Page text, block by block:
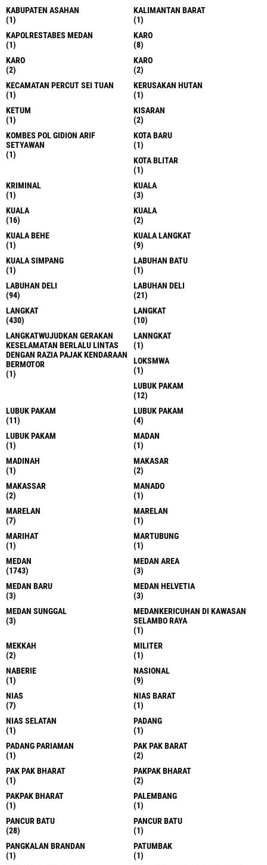
KABUPATEN ASAHAN
(1)
KALIMANTAN BARAT
(1)
KAPOLRESTABES MEDAN
(1)
KARO
(8)
KARO
(2)
KARO
(2)
KECAMATAN PERCUT SEI TUAN
(1)
KERUSAKAN HUTAN
(1)
KETUM
(1)
KISARAN
(2)
KOMBES POL GIDION ARIF
SETYAWAN
(1)
KOTA BARU
(1)
KOTA BLITAR
(1)
KRIMINAL
(1)
KUALA
(3)
KUALA
(16)
KUALA
(2)
KUALA BEHE
(1)
KUALA LANGKAT
(9)
KUALA SIMPANG
(1)
LABUHAN BATU
(1)
LABUHAN DELI
(94)
LABUHAN DELI
(21)
LANGKAT
(430)
LANGKAT
(10)
LANGKATWUJUDKAN GERAKAN
KESELAMATAN BERLALU LINTAS
DENGAN RAZIA PAJAK KENDARAAN
BERMOTOR
(1)
LANNGKAT
(1)
LOKSMWA
(1)
LUBUK PAKAM
(12)
LUBUK PAKAM
(11)
LUBUK PAKAM
(4)
LUBUK PAKAM
(1)
MADAN
(1)
MADINAH
(1)
MAKASAR
(2)
MAKASSAR
(2)
MANADO
(1)
MARELAN
(7)
MARELAN
(1)
MARIHAT
(1)
MARTUBUNG
(1)
MEDAN
(1743)
MEDAN AREA
(3)
MEDAN BARU
(3)
MEDAN HELVETIA
(3)
MEDAN SUNGGAL
(3)
MEDANKERICUHAN DI KAWASAN
SELAMBO RAYA
(1)
MEKKAH
(2)
MILITER
(1)
NABERIE
(1)
NASIONAL
(9)
NIAS
(7)
NIAS BARAT
(1)
NIAS SELATAN
(1)
PADANG
(1)
PADANG PARIAMAN
(1)
PAK PAK BARAT
(2)
PAK PAK BHARAT
(1)
PAKPAK BHARAT
(2)
PAKPAK BHARAT
(1)
PALEMBANG
(1)
PANCUR BATU
(28)
PANCUR BATU
(1)
PANGKALAN BRANDAN
(1)
PATUMBAK
(1)